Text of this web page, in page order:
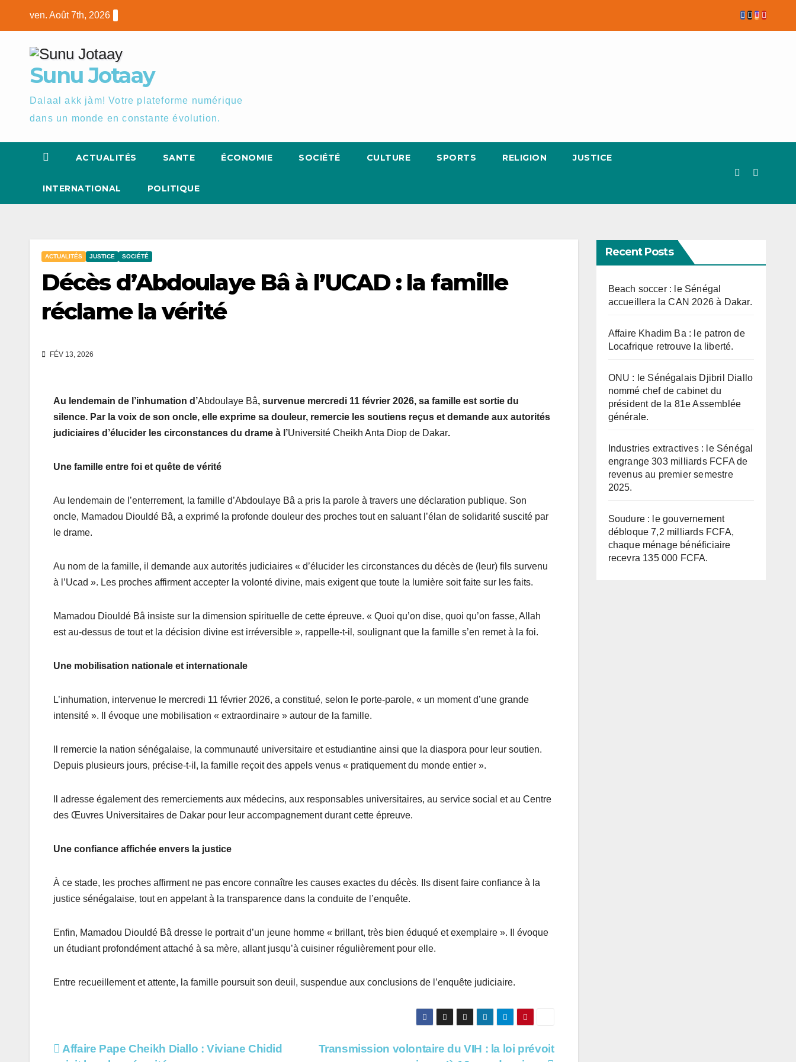
ven. Août 7th, 2026
Sunu Jotaay
Dalaal akk jàm! Votre plateforme numérique
dans un monde en constante évolution.
ACTUALITÉS SANTE ÉCONOMIE SOCIÉTÉ CULTURE SPORTS RELIGION JUSTICE
INTERNATIONAL POLITIQUE
ACTUALITÉS JUSTICE SOCIÉTÉ
Décès d’Abdoulaye Bâ à l’UCAD : la famille
réclame la vérité
FÉV 13, 2026
Au lendemain de l’inhumation d’Abdoulaye Bâ, survenue mercredi 11 février 2026, sa famille est sortie du
silence. Par la voix de son oncle, elle exprime sa douleur, remercie les soutiens reçus et demande aux autorités
judiciaires d’élucider les circonstances du drame à l’Université Cheikh Anta Diop de Dakar.
Une famille entre foi et quête de vérité
Au lendemain de l’enterrement, la famille d’Abdoulaye Bâ a pris la parole à travers une déclaration publique. Son
oncle, Mamadou Diouldé Bâ, a exprimé la profonde douleur des proches tout en saluant l’élan de solidarité suscité par
le drame.
Au nom de la famille, il demande aux autorités judiciaires « d’élucider les circonstances du décès de (leur) fils survenu
à l’Ucad ». Les proches affirment accepter la volonté divine, mais exigent que toute la lumière soit faite sur les faits.
Mamadou Diouldé Bâ insiste sur la dimension spirituelle de cette épreuve. « Quoi qu’on dise, quoi qu’on fasse, Allah
est au-dessus de tout et la décision divine est irréversible », rappelle-t-il, soulignant que la famille s’en remet à la foi.
Une mobilisation nationale et internationale
L’inhumation, intervenue le mercredi 11 février 2026, a constitué, selon le porte-parole, « un moment d’une grande
intensité ». Il évoque une mobilisation « extraordinaire » autour de la famille.
Il remercie la nation sénégalaise, la communauté universitaire et estudiantine ainsi que la diaspora pour leur soutien.
Depuis plusieurs jours, précise-t-il, la famille reçoit des appels venus « pratiquement du monde entier ».
Il adresse également des remerciements aux médecins, aux responsables universitaires, au service social et au Centre
des Œuvres Universitaires de Dakar pour leur accompagnement durant cette épreuve.
Une confiance affichée envers la justice
À ce stade, les proches affirment ne pas encore connaître les causes exactes du décès. Ils disent faire confiance à la
justice sénégalaise, tout en appelant à la transparence dans la conduite de l’enquête.
Enfin, Mamadou Diouldé Bâ dresse le portrait d’un jeune homme « brillant, très bien éduqué et exemplaire ». Il évoque
un étudiant profondément attaché à sa mère, allant jusqu’à cuisiner régulièrement pour elle.
Entre recueillement et attente, la famille poursuit son deuil, suspendue aux conclusions de l’enquête judiciaire.
Navigation
Transmission volontaire du VIH : la loi prévoit
Affaire Pape Cheikh Diallo : Viviane Chidid
Recent Posts
Beach soccer : le Sénégal
accueillera la CAN 2026 à Dakar.
Affaire Khadim Ba : le patron de
Locafrique retrouve la liberté.
ONU : le Sénégalais Djibril Diallo
nommé chef de cabinet du
président de la 81e Assemblée
générale.
Industries extractives : le Sénégal
engrange 303 milliards FCFA de
revenus au premier semestre
2025.
Soudure : le gouvernement
débloque 7,2 milliards FCFA,
chaque ménage bénéficiaire
recevra 135 000 FCFA.